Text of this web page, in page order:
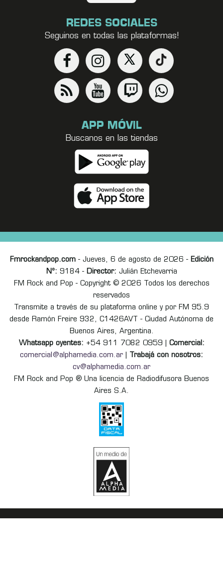
REDES SOCIALES
Seguinos en todas las plataformas!
APP MÓVIL
Buscanos en las tiendas
Fmrockandpop.com- Jueves, 6 de agosto de 2026 - Edición
Nº: 9184 - Director: Julián Etchevarria
FM Rock and Pop - Copyright © 2026 Todos los derechos
reservados
Transmite a través de su plataforma online y por FM 95.9
desde Ramón Freire 932, C1426AVT - Ciudad Autónoma de
Buenos Aires, Argentina.
Whatsapp oyentes: +54 911 7082 0959 | Comercial:
comercial@alphamedia.com.ar
Trabajá con nosotros:
cv@alphamedia.com.ar
FM Rock and Pop ® Una licencia de Radiodifusora Buenos
Aires S.A.